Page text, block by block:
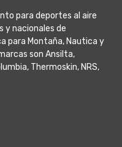
para deportes al aire
y nacionales de
para Montaña, Nautica y
son Ansilta,
Thermoskin, NRS,